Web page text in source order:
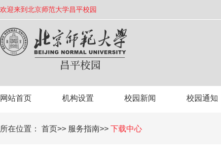
欢迎来到北京师范大学昌平校园
网站首页 机构设置 校园新闻 校园通知
所在位置： 首页 服务指南 下载中心